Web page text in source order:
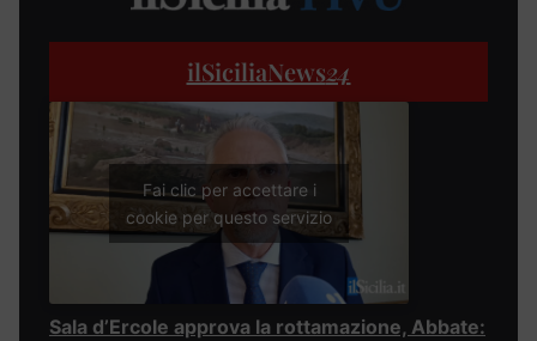
ilSiciliaNews24
Fai clic per accettare i
cookie per questo servizio
Sala d’Ercole approva la rottamazione, Abbate: